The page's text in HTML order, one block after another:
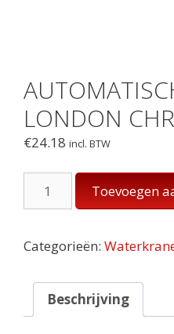
LONDON
€24.18 incl. BTW
AUTOMATISCHE
KRAAN
CHROOM
aantal
Toevoegen
Categorieën:
Beschrijving